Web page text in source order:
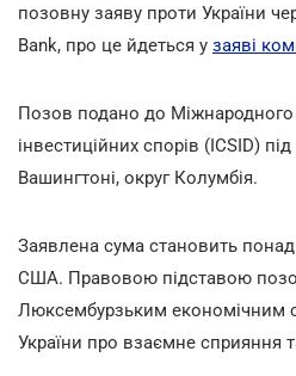
позовну заяву проти України
Bank, про це йдеться у заяві
Позов подано до Міжнародного
інвестиційних спорів (ICSID)
Вашингтоні, округ Колумбія.
Заявлена сума становить
США. Правовою підставою
Люксембурзьким економічним
України про взаємне сприяння